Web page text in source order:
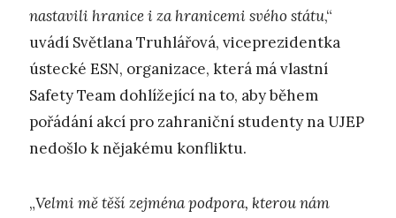
nastavili hranice i za hranicemi svého státu,“
uvádí Světlana Truhlářová, viceprezidentka
ústecké ESN, organizace, která má vlastní
Safety Team dohlížející na to, aby během
pořádání akcí pro zahraniční studenty na UJEP
nedošlo k nějakému konfliktu.
„Velmi mě těší zejména podpora, kterou nám